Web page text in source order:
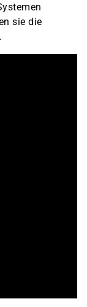
sie die